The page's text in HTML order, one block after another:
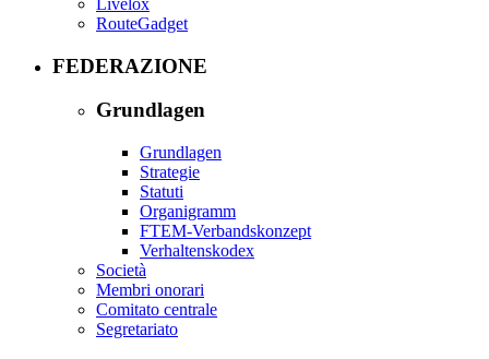
RouteGadget
FEDERAZIONE
Grundlagen
Grundlagen
Strategie
Statuti
Organigramm
FTEM-Verbandskonzept
Verhaltenskodex
Società
Membri onorari
Comitato centrale
Segretariato